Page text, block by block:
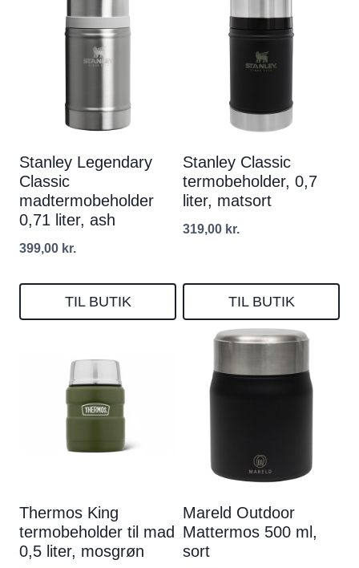
Stanley Legendary
Classic
madtermobeholder
0,71 liter, ash
399,00 kr.
TIL BUTIK
Stanley Classic
termobeholder, 0,7
liter, matsort
319,00 kr.
TIL BUTIK
Thermos King
termobeholder til mad
0,5 liter, mosgrøn
Mareld Outdoor
Mattermos 500 ml,
sort